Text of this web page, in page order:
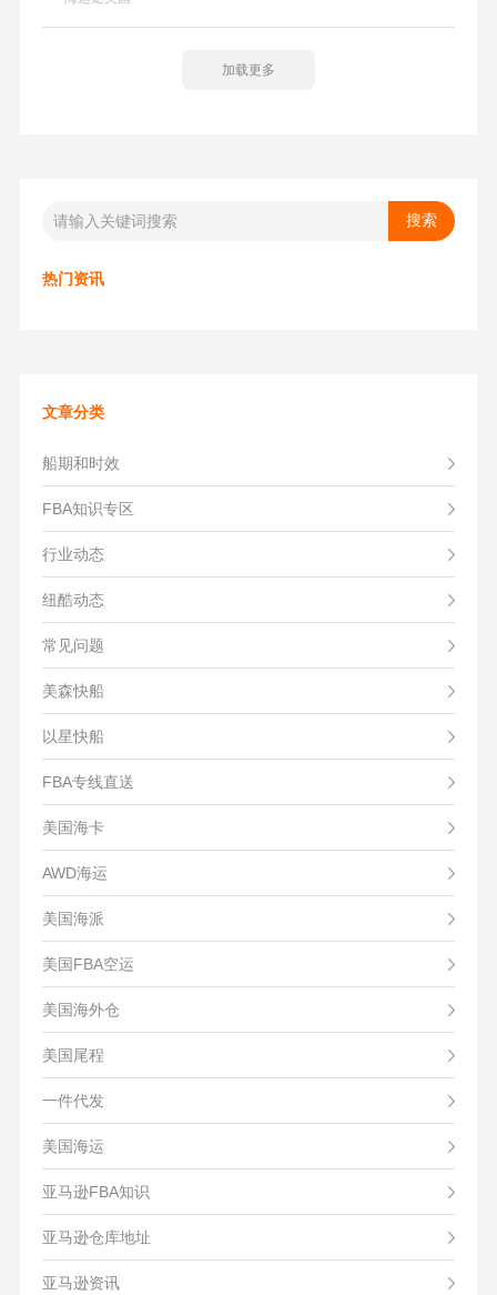
有意义了，虽然那种慢船的价格会非常便宜。
加载更多
热门资讯
文章分类
船期和时效
FBA知识专区
行业动态
纽酷动态
常见问题
美森快船
以星快船
FBA专线直送
美国海卡
AWD海运
美国海派
美国FBA空运
美国海外仓
美国尾程
一件代发
美国海运
亚马逊FBA知识
亚马逊仓库地址
亚马逊资讯